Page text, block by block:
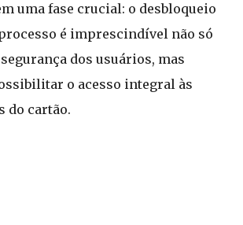
uma fase crucial: o desbloqueio
é imprescindível não só
dos usuários, mas
o acesso integral às
do cartão.